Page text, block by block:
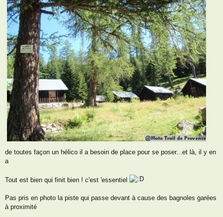
de toutes façon un hélico il a besoin de place pour se poser...et là, il y en
a
Tout est bien qui finit bien ! c'est 'essentiel
Pas pris en photo la piste qui passe devant à cause des bagnoles garées
à proximité